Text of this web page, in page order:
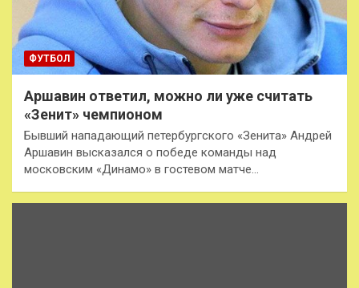
ФУТБОЛ
Аршавин ответил, можно ли уже считать
«Зенит» чемпионом
Бывший нападающий петербургского «Зенита» Андрей
Аршавин высказался о победе команды над
московским «Динамо» в гостевом матче…